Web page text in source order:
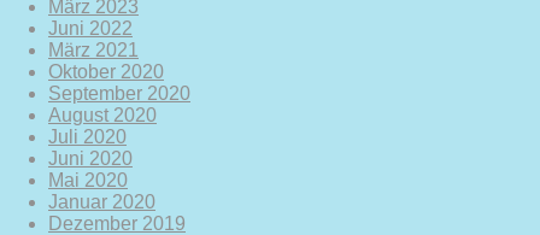
März 2023
Juni 2022
März 2021
Oktober 2020
September 2020
August 2020
Juli 2020
Juni 2020
Mai 2020
Januar 2020
Dezember 2019